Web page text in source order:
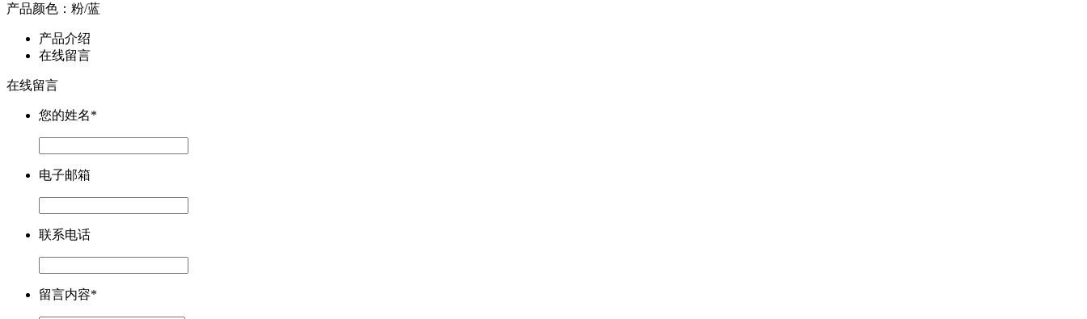
产品颜色：粉/蓝
产品介绍
在线留言
在线留言
您的姓名*
电子邮箱
联系电话
留言内容*